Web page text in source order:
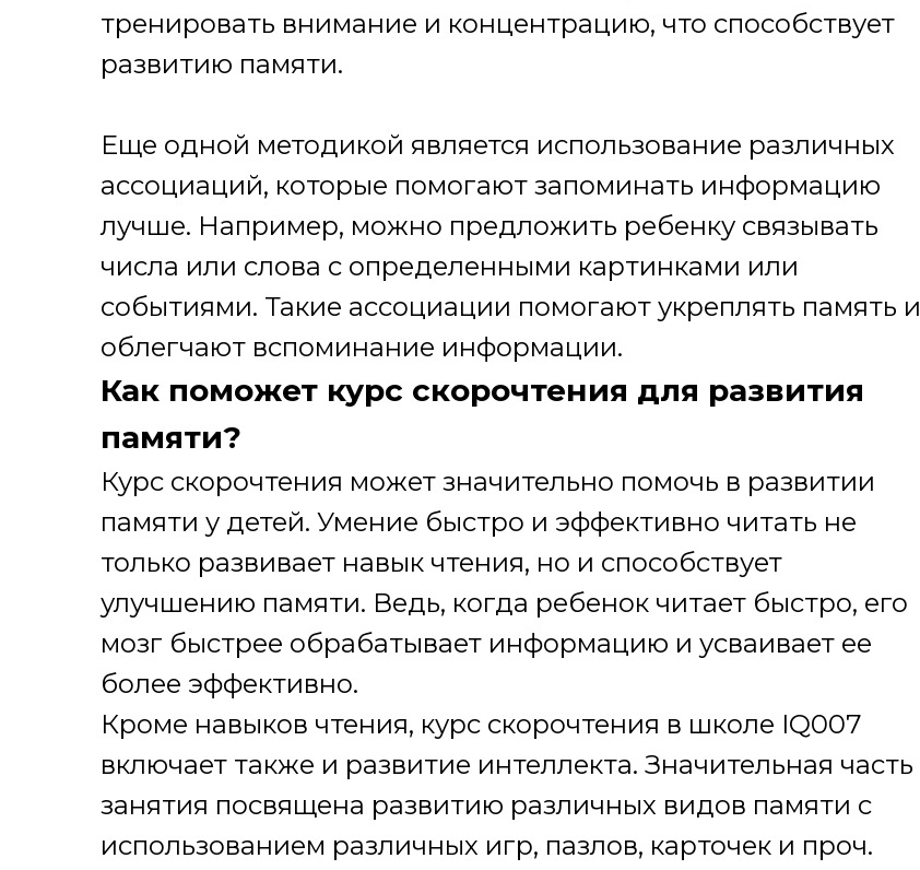
тренировать внимание и концентрацию, что способствует
развитию памяти.
Еще одной методикой является использование различных
ассоциаций, которые помогают запоминать информацию
лучше. Например, можно предложить ребенку связывать
числа или слова с определенными картинками или
событиями. Такие ассоциации помогают укреплять память и
облегчают вспоминание информации.
Как поможет курс скорочтения для развития
памяти?
Курс скорочтения может значительно помочь в развитии
памяти у детей. Умение быстро и эффективно читать не
только развивает навык чтения, но и способствует
улучшению памяти. Ведь, когда ребенок читает быстро, его
мозг быстрее обрабатывает информацию и усваивает ее
более эффективно.
Кроме навыков чтения, курс скорочтения в школе IQ007
включает также и развитие интеллекта. Значительная часть
занятия посвящена развитию различных видов памяти с
использованием различных игр, пазлов, карточек и проч.